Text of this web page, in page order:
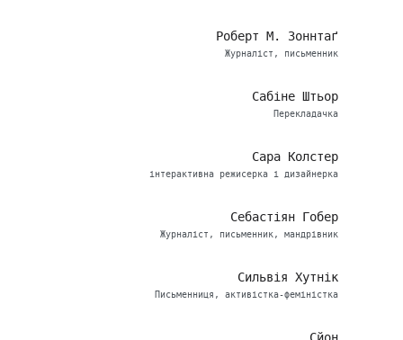
Роберт М. Зоннтаґ
Журналіст, письменник
Сабіне Штьор
Перекладачка
Сара Колстер
інтерактивна режисерка і дизайнерка
Себастіян Гобер
Журналіст, письменник, мандрівник
Сильвія Хутнік
Письменниця, активістка-феміністка